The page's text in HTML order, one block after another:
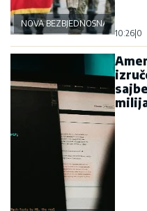
NOVA BEZBJEDNOSNA OSOVINA
10:26 0